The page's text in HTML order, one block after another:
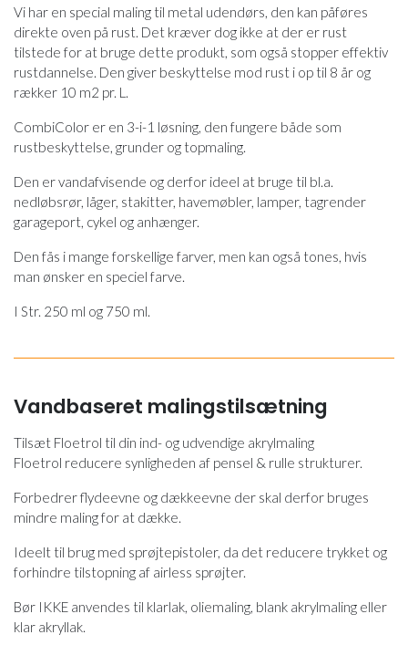
Vi har en special maling til metal udendørs, den kan påføres
direkte oven på rust. Det kræver dog ikke at der er rust
tilstede for at bruge dette produkt, som også stopper effektiv
rustdannelse. Den giver beskyttelse mod rust i op til 8 år og
rækker 10 m2 pr. L.
CombiColor er en 3-i-1 løsning, den fungere både som
rustbeskyttelse, grunder og topmaling.
Den er vandafvisende og derfor ideel at bruge til bl.a.
nedløbsrør, låger, stakitter, havemøbler, lamper, tagrender
garageport, cykel og anhænger.
Den fås i mange forskellige farver, men kan også tones, hvis
man ønsker en speciel farve.
I Str. 250 ml og 750 ml.
Vandbaseret malingstilsætning
Tilsæt Floetrol til din ind- og udvendige akrylmaling
Floetrol reducere synligheden af pensel & rulle strukturer.
Forbedrer flydeevne og dækkeevne der skal derfor bruges
mindre maling for at dække.
Ideelt til brug med sprøjtepistoler, da det reducere trykket og
forhindre tilstopning af airless sprøjter.
Bør IKKE anvendes til klarlak, oliemaling, blank akrylmaling eller
klar akryllak.